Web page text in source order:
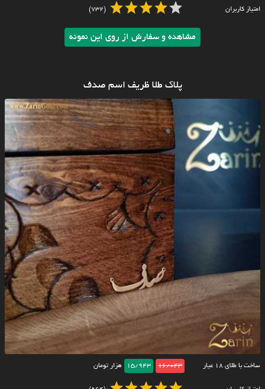
امتیاز کاربران (732)
مشاهده و سفارش از روی این نمونه
پلاک طلا ظریف اسم صدف
ساخت با طلای ۱۸ عیار 16/043
15/943 هزار تومان